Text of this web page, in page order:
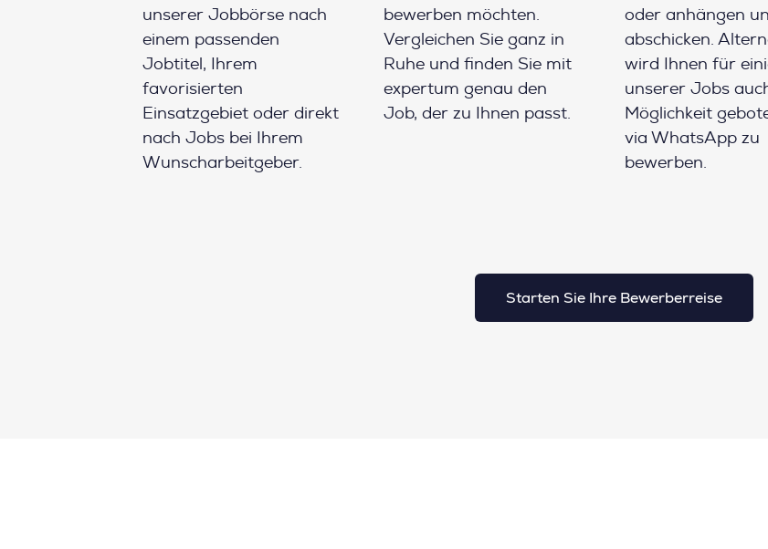
unserer Jobbörse nach
einem passenden
Jobtitel, Ihrem
favorisierten
Einsatzgebiet oder direkt
nach Jobs bei Ihrem
Wunscharbeitgeber.
bewerben möchten.
Vergleichen Sie ganz in
Ruhe und finden Sie mit
expertum genau den
Job, der zu Ihnen passt.
oder anhängen
abschicken.
wird Ihnen für
unserer Jobs
Möglichkeit
via WhatsApp zu
bewerben.
Starten Sie Ihre Bewerberreise